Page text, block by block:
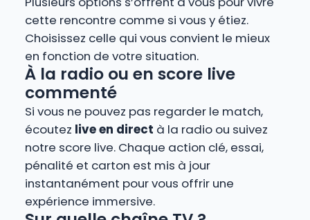
cette rencontre comme si vous y étiez.
Choisissez celle qui vous convient le mieux
en fonction de votre situation.
À la radio ou en score live
commenté
Si vous ne pouvez pas regarder le match,
écoutez live en direct à la radio ou suivez
notre score live. Chaque action clé, essai,
pénalité et carton est mis à jour
instantanément pour vous offrir une
expérience immersive.